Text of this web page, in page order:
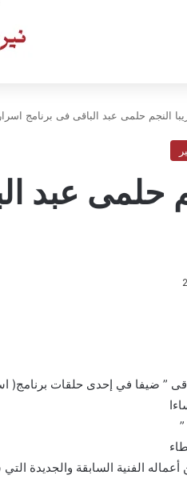
النجم حلمى عبد الباقى فى برنامج
حلمى عبد
الفنية السابقة والجديدة